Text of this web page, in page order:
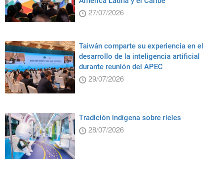
27/07/2026
Taiwán comparte su experiencia en el
desarrollo de la inteligencia artificial
durante reunión del APEC
29/07/2026
Tradición indígena sobre rieles
28/07/2026